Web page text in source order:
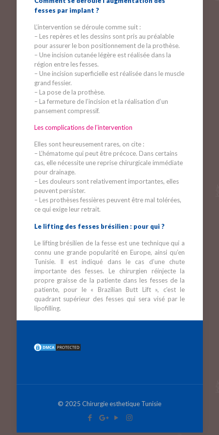
fesses par implant ?
L’intervention se déroule comme suit :
– Les repères et les dessins sont pris au préalable
pour assurer le bon positionnement de la prothèse.
– Une incision cutanée légère est réalisée dans la
région entre les fesses.
– Une incision superficielle est réalisée dans le muscle
grand fessier.
– La pose de la prothèse.
– La fermeture de l’incision et la réalisation d’un
pansement compressif.
Les complications de l’intervention
Elles sont heureusement rares, on cite :
– L’hématome qui peut être précoce. Dans certains
cas, elle nécessite une reprise chirurgicale immédiate
pour drainage.
– Les douleurs sont relativement importantes, elles
peuvent persister.
– Les prothèses fessières peuvent être mal tolérées,
ce qui exige leur retrait.
Le lifting des fesses brésilien : pour qui ?
Le lifting brésilien de la fesse est une technique qui a
connu une grande popularité en Europe, ainsi qu’en
Tunisie. Il est indiqué dans le cas d’une chute
importante des fesses. Le chirurgien réinjecte la
propre graisse de la patiente dans les fesses de la
patiente, pour le « Brazilian Butt Lift », c’est le
quadrant supérieur des fesses qui sera visé par le
lipofilling.
© 2025 Chirurgie esthetique Tunisie